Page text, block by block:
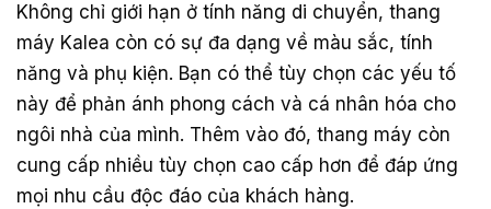
Không chỉ giới hạn ở tính năng di chuyển, thang
máy Kalea còn có sự đa dạng về màu sắc, tính
năng và phụ kiện. Bạn có thể tùy chọn các yếu tố
này để phản ánh phong cách và cá nhân hóa cho
ngôi nhà của mình. Thêm vào đó, thang máy còn
cung cấp nhiều tùy chọn cao cấp hơn để đáp ứng
mọi nhu cầu độc đáo của khách hàng.